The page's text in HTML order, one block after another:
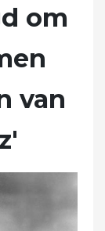
om
van